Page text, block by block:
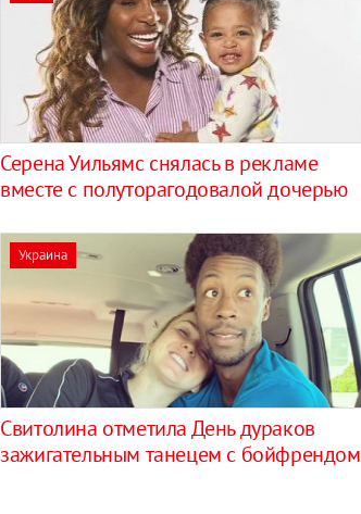
Серена Уильямс снялась в рекламе
вместе с полуторагодовалой дочерью
Украина
Свитолина отметила День дураков
зажигательным танецем с бойфрендом